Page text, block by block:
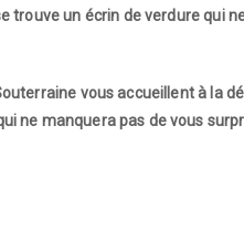
trouve un écrin de verdure qui
vous accueillent à la
ne manquera pas de vous